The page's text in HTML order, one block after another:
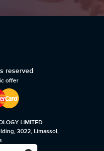
reserved
offer
LIMITED
3022, Limassol,